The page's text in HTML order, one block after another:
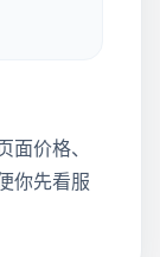
价格、
你先看服